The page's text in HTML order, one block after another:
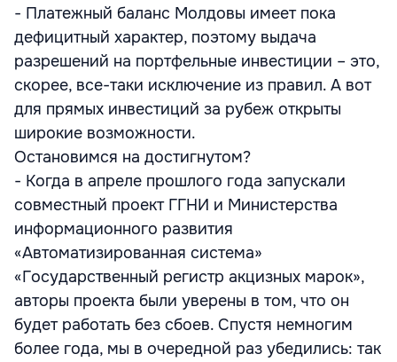
- Платежный баланс Молдовы имеет пока
дефицитный характер, поэтому выдача
разрешений на портфельные инвестиции – это,
скорее, все-таки исключение из правил. А вот
для прямых инвестиций за рубеж открыты
широкие возможности.
Остановимся на достигнутом?
- Когда в апреле прошлого года запускали
совместный проект ГГНИ и Министерства
информационного развития
«Автоматизированная система»
«Государственный регистр акцизных марок»,
авторы проекта были уверены в том, что он
будет работать без сбоев. Спустя немногим
более года, мы в очередной раз убедились: так